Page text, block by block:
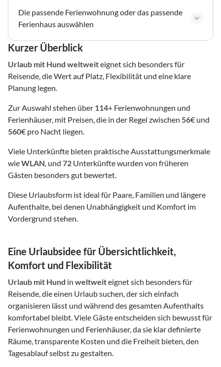
Die passende Ferienwohnung oder das passende
Ferienhaus auswählen
Kurzer Überblick
Urlaub mit Hund weltweiteignet sich besonders für
Reisende, die Wert auf Platz, Flexibilität und eine klare
Planung legen.
Zur Auswahl stehen über 114+ Ferienwohnungen und
Ferienhäuser, mit Preisen, die in der Regel zwischen 56€ und
560€ pro Nacht liegen.
Viele Unterkünfte bieten praktische Ausstattungsmerkmale
wieWLAN, und 72 Unterkünfte wurden von früheren
Gästen besonders gut bewertet.
Diese Urlaubsform ist ideal für Paare, Familien und längere
Aufenthalte, bei denen Unabhängigkeit und Komfort im
Vordergrund stehen.
Eine Urlaubsidee für Übersichtlichkeit,
Komfort und Flexibilität
Urlaub mit Hund in weltweiteignet sich besonders für
Reisende, die einen Urlaub suchen, der sich einfach
organisieren lässt und während des gesamten Aufenthalts
komfortabel bleibt. Viele Gäste entscheiden sich bewusst für
Ferienwohnungen und Ferienhäuser, da sie klar definierte
Räume, transparente Kosten und die Freiheit bieten, den
Tagesablauf selbst zu gestalten.